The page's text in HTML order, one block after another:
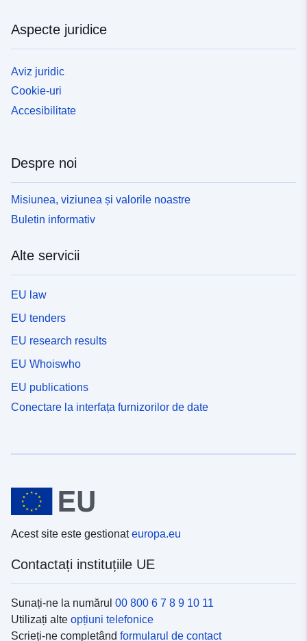
Aspecte juridice
Aviz juridic
Cookie-uri
Accesibilitate
Despre noi
Misiunea, viziunea și valorile noastre
Buletin informativ
Alte servicii
EU law
EU tenders
EU research results
EU Whoiswho
EU publications
Conectare la interfața furnizorilor de date
Acest site este gestionateuropa.eu
Contactați instituțiile UE
Sunați-ne la numărul 00 800 6 7 8 9 10 11
Utilizați alte opțiuni telefonice
Scrieți-ne completând formularul de contact